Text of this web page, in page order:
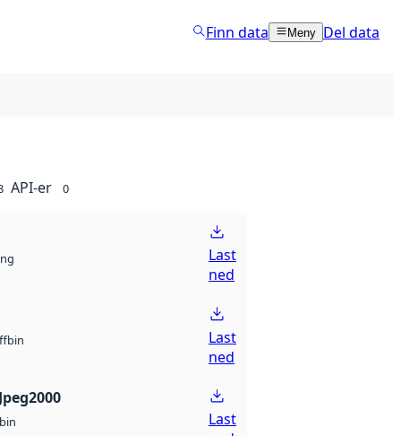
Finn data Meny Del data
API-er 0
Last
ned
bin
Last
ned
bin
Last